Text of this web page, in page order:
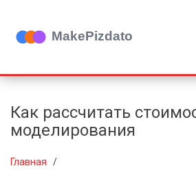
Как рассчитать
моделирования
Главная